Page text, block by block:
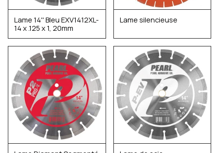
Lame 14'' Bleu EXV1412XL-
14 x .125 x 1, 20mm
Lame silencieuse